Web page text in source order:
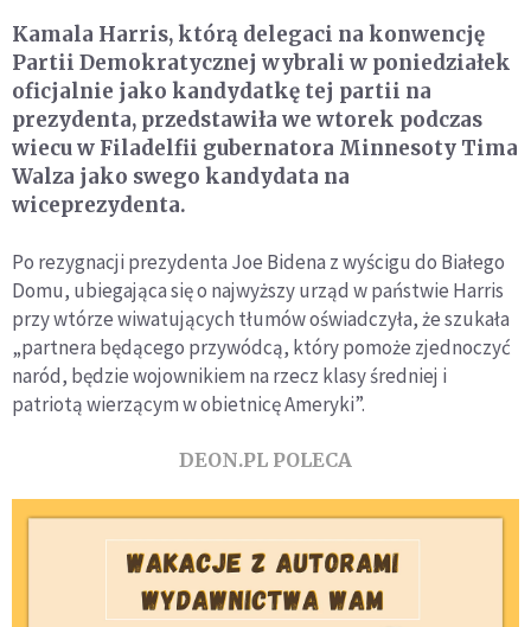
Kamala Harris, którą delegaci na konwencję
Partii Demokratycznej wybrali w poniedziałek
oficjalnie jako kandydatkę tej partii na
prezydenta, przedstawiła we wtorek podczas
wiecu w Filadelfii gubernatora Minnesoty Tima
Walza jako swego kandydata na
wiceprezydenta.
Po rezygnacji prezydenta Joe Bidena z wyścigu do Białego
Domu, ubiegająca się o najwyższy urząd w państwie Harris
przy wtórze wiwatujących tłumów oświadczyła, że szukała
„partnera będącego przywódcą, który pomoże zjednoczyć
naród, będzie wojownikiem na rzecz klasy średniej i
patriotą wierzącym w obietnicę Ameryki”.
DEON.PL POLECA